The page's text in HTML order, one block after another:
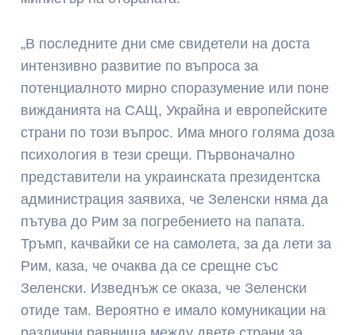
„В последните дни сме свидетели на доста
интензивно развитие по въпроса за
потенциалното мирно споразумение или поне
вижданията на САЩ, Украйна и европейските
страни по този въпрос. Има много голяма доза
психология в тези срещи. Първоначално
представители на украинската президентска
администрация заявиха, че Зеленски няма да
пътува до Рим за погребението на папата.
Тръмп, качвайки се на самолета, за да лети за
Рим, каза, че очаква да се срещне със
Зеленски. Изведнъж се оказа, че Зеленски
отиде там. Вероятно е имало комуникации на